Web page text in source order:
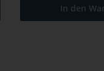
In den